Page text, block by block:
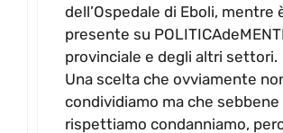
dell’Ospedale di Eboli, mentre
presente su
provinciale e degli altri settori.
Una scelta che ovviamente
condividiamo ma che sebbene
rispettiamo condanniamo,